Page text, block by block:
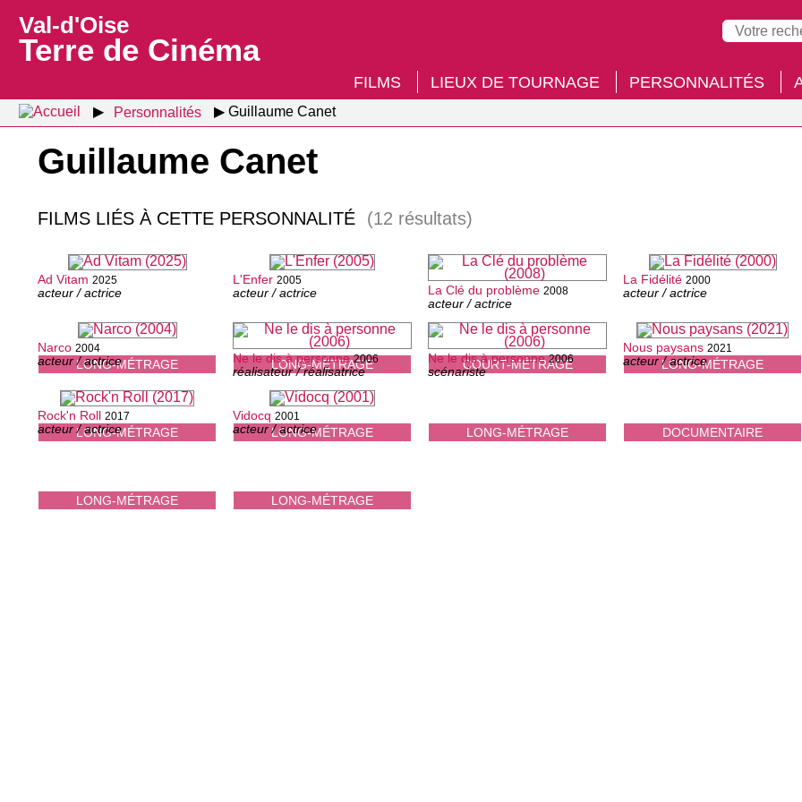
Val-d'Oise
Terre de Cinéma
FILMS LIEUX DE TOURNAGE PERSONNALITÉS
Personnalités Guillaume Canet
Guillaume Canet
FILMS LIÉS À CETTE PERSONNALITÉ (12 résultats)
LONG-MÉTRAGE
Ad Vitam 2025
acteur / actrice
LONG-MÉTRAGE
L'Enfer 2005
acteur / actrice
COURT-MÉTRAGE
La Clé du problème 2008
acteur / actrice
LONG-MÉTRAGE
La Fidélité 2000
acteur / actrice
LONG-MÉTRAGE
Narco 2004
acteur / actrice
LONG-MÉTRAGE
Ne le dis à personne 2006
réalisateur / réalisatrice
LONG-MÉTRAGE
Ne le dis à personne 2006
scénariste
DOCUMENTAIRE
Nous paysans 2021
acteur / actrice
LONG-MÉTRAGE
Rock'n Roll 2017
acteur / actrice
LONG-MÉTRAGE
Vidocq 2001
acteur / actrice